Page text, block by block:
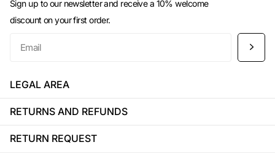
Sign up to our newsletter and receive a 10% welcome
discount on your first order.
LEGAL AREA
RETURNS AND REFUNDS
RETURN REQUEST